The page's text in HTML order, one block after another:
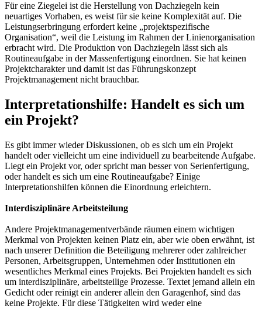
Für eine Ziegelei ist die Herstellung von Dachziegeln kein
neuartiges Vorhaben, es weist für sie keine Komplexität auf. Die
Leistungserbringung erfordert keine „projektspezifische
Organisation“, weil die Leistung im Rahmen der Linienorganisation
erbracht wird. Die Produktion von Dachziegeln lässt sich als
Routineaufgabe in der Massenfertigung einordnen. Sie hat keinen
Projektcharakter und damit ist das Führungskonzept
Projektmanagement nicht brauchbar.
Interpretationshilfe: Handelt es sich um
ein Projekt?
Es gibt immer wieder Diskussionen, ob es sich um ein Projekt
handelt oder vielleicht um eine individuell zu bearbeitende Aufgabe.
Liegt ein Projekt vor, oder spricht man besser von Serienfertigung,
oder handelt es sich um eine Routineaufgabe? Einige
Interpretationshilfen können die Einordnung erleichtern.
Interdisziplinäre Arbeitsteilung
Andere Projektmanagementverbände räumen einem wichtigen
Merkmal von Projekten keinen Platz ein, aber wie oben erwähnt, ist
nach unserer Definition die Beteiligung mehrerer oder zahlreicher
Personen, Arbeitsgruppen, Unternehmen oder Institutionen ein
wesentliches Merkmal eines Projekts. Bei Projekten handelt es sich
um interdisziplinäre, arbeitsteilige Prozesse. Textet jemand allein ein
Gedicht oder reinigt ein anderer allein den Garagenhof, sind das
keine Projekte. Für diese Tätigkeiten wird weder eine